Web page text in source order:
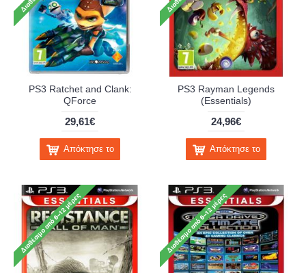
PS3 Ratchet and Clank:
QForce
29,61€
Απόκτησε το
PS3 Rayman Legends
(Essentials)
24,96€
Απόκτησε το